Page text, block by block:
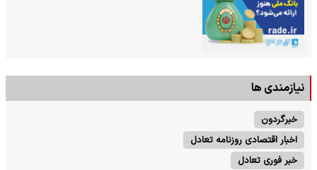
نیازمندی ها
خبرگردون
اخبار اقتصادی روزنامه تعادل
خبر فوری تعادل